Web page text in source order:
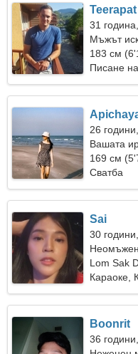
Teerapat
31
Мъжът
183 см
Писане
26
Вашата
169 см
Сватба
Sai
30
Lom Sak
Караоке,
Boonrit
36